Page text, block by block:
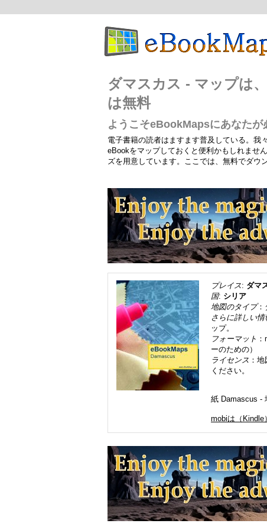
ダマスカス - マップは
は無料
ようこそeBookMapsにあなた
電子書籍の読者はますます普及している。我
eBookをマップしておくと便利かもしれませ
ズを用意しています。ここでは、無料でダウ
プレイス: ダマ
国: シリア
地図のタイプ：
さらに詳しい情
ップ。
フォーマット
ーのための）
ライセンス ：
ください。
紙 Damascus -
mobiは（Kindle）